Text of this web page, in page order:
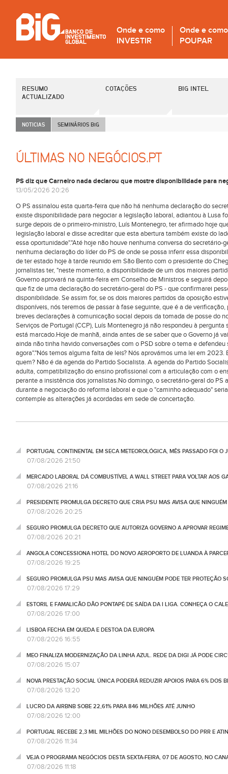
Onde e como
INVESTIR
Onde e como
POUPAR
RESUMO
ACTUALIZADO
COTAÇÕES BIG INTEL
NOTICIAS SEMINÁRIOS BiG
ÚLTIMAS NO NEGÓCIOS.PT
PS diz que Carneiro nada declarou que mostre disponibilidade para
13/05/2026 20:26
O PS assinalou esta quarta-feira que não há nenhuma declaração do
existe disponibilidade para negociar a legislação laboral, adiantou à Lusa
surge depois de o primeiro-ministro, Luís Montenegro, ter afirmado hoje
legislação laboral e disse acreditar que esta abertura também existe do
essa oportunidade"."Até hoje não houve nenhuma conversa do
nenhuma declaração do líder do PS de onde se possa inferir essa
de ter estado hoje à tarde reunido em São Bento com o presidente do
jornalistas ter, "neste momento, a disponibilidade de um dos maiores
Governo aprovará na quinta-feira em Conselho de Ministros e seguirá
que fiz de uma declaração do secretário-geral do PS - que confirmarei
disponibilidade. Se assim for, se os dois maiores partidos da oposição
disponíveis, nós teremos de passar à fase seguinte, que é a de
breves declarações à comunicação social depois da tomada de posse do
Serviços de Portugal (CCP), Luís Montenegro já não respondeu à
está marcado.Hoje de manhã, ainda antes de se saber que o Governo já
ainda não tinha havido conversações com o PSD sobre o tema e
agora"."Nós temos alguma falta de leis? Nós aprovámos uma lei em
quem? Não é da agenda do Partido Socialista. A agenda do Partido
adulta, compatibilização do ensino profissional com a articulação com o
perante a insistência dos jornalistas.No domingo, o secretário-geral do PS
durante a negociação do reforma laboral e que o "caminho adequado"
contemple as alterações já acordadas em sede de concertação.
PORTUGAL CONTINENTAL EM SECA METEOROLÓGICA, MÊS PASSADO FOI O
07/08/2026 21:50
MERCADO LABORAL DÁ COMBUSTÍVEL A WALL STREET PARA VOLTAR AOS
07/08/2026 21:16
PRESIDENTE PROMULGA DECRETO QUE CRIA PSU MAS AVISA QUE
07/08/2026 20:25
SEGURO PROMULGA DECRETO QUE AUTORIZA GOVERNO A APROVAR
07/08/2026 20:21
ANGOLA CONCESSIONA HOTEL DO NOVO AEROPORTO DE LUANDA À
07/08/2026 19:25
SEGURO PROMULGA PSU MAS AVISA QUE NINGUÉM PODE TER PROTEÇÃO
07/08/2026 17:29
ESTORIL E FAMALICÃO DÃO PONTAPÉ DE SAÍDA DA I LIGA. CONHEÇA O
07/08/2026 17:00
LISBOA FECHA EM QUEDA E DESTOA DA EUROPA
07/08/2026 16:55
MEO FINALIZA MODERNIZAÇÃO DA LINHA AZUL. REDE DA DIGI JÁ PODE
07/08/2026 15:07
NOVA PRESTAÇÃO SOCIAL ÚNICA PODERÁ REDUZIR APOIOS PARA 6% DOS
07/08/2026 13:20
LUCRO DA AIRBNB SOBE 22,61% PARA 846 MILHÕES ATÉ JUNHO
07/08/2026 12:00
PORTUGAL RECEBE 2,3 MIL MILHÕES DO NONO DESEMBOLSO DO PRR E
07/08/2026 11:34
VEJA O PROGRAMA NEGÓCIOS DESTA SEXTA-FEIRA, 07 DE AGOSTO, NO
07/08/2026 11:18